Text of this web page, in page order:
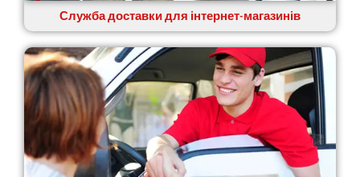
Служба доставки для інтернет-магазинів